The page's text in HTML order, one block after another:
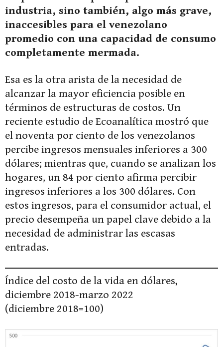
industria, sino también, algo más grave,
inaccesibles para el venezolano
promedio con una capacidad de consumo
completamente mermada.
Esa es la otra arista de la necesidad de
alcanzar la mayor eficiencia posible en
términos de estructuras de costos. Un
reciente estudio de Ecoanalítica mostró que
el noventa por ciento de los venezolanos
percibe ingresos mensuales inferiores a 300
dólares; mientras que, cuando se analizan los
hogares, un 84 por ciento afirma percibir
ingresos inferiores a los 300 dólares. Con
estos ingresos, para el consumidor actual, el
precio desempeña un papel clave debido a la
necesidad de administrar las escasas
entradas.
Índice del costo de la vida en dólares,
diciembre 2018-marzo 2022
(diciembre 2018=100)